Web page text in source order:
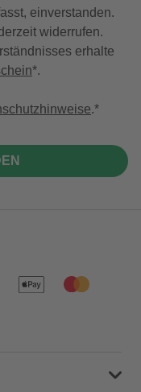
einverstanden.
widerrufen.
erhalte
*.
.